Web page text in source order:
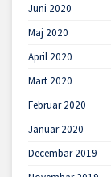
Juni 2020
Maj 2020
April 2020
Mart 2020
Februar 2020
Januar 2020
Decembar 2019